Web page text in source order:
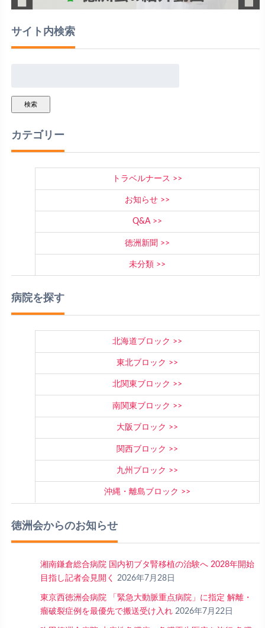
サイト内検索
検索
カテゴリー
トラベルナース
お知らせ
Q&A
徳洲新聞
未分類
病院を探す
北海道ブロック
東北ブロック
北関東ブロック
南関東ブロック
大阪ブロック
関西ブロック
九州ブロック
沖縄・離島ブロック
徳洲会からのお知らせ
湘南鎌倉総合病院 国内初ブタ腎移植の治験へ 2028年開始
目指し記者会見開く
2026年7月28日
東京西徳洲会病院 「緊急大動脈重点病院」に指定 解離・
瘤破裂症例を最優先で搬送受け入れ 2026年7月22日